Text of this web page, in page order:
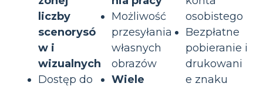
liczby
scenorysó
w i
wizualnych
Dostęp do
Możliwość
przesyłania
własnych
obrazów
Wiele
osobistego
Bezpłatne
pobieranie i
drukowani
e znaku